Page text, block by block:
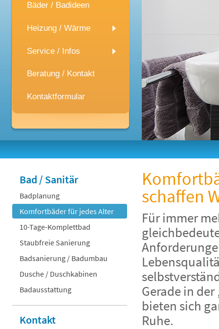
Bad / Sanitär
Badplanung
Komfortbäder für jedes Alter
10-Tage-Komplettbad
Staubfreie Sanierung
Badsanierung / Badumbau
Dusche / Duschkabinen
Badausstattung
Kontakt
schaffen
Für immer
Gerade in
bieten sich
Ruhe.
Bäder / Badideen
Heizung / Wärme
Service / Infos
Beratung / Kontakt
Kontaktformular